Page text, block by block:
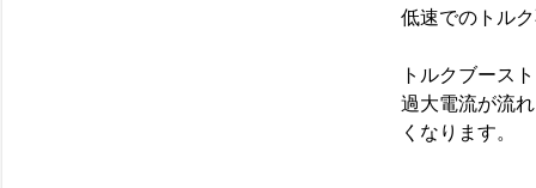
低速でのトル
トルクブース
過大電流が流
くなります。